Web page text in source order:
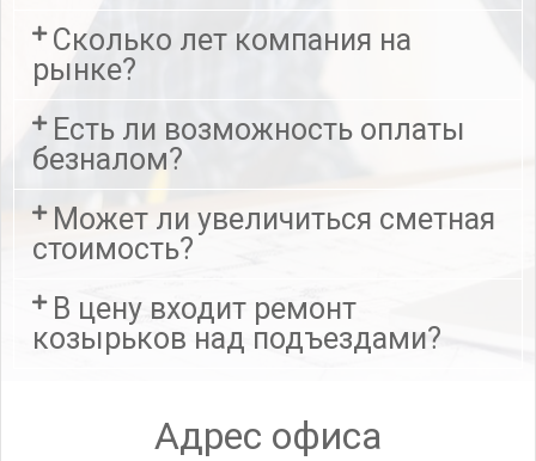
Сколько лет компания на
рынке?
Есть ли возможность оплаты
безналом?
Может ли увеличиться сметная
стоимость?
В цену входит ремонт
козырьков над подъездами?
Адрес офиса